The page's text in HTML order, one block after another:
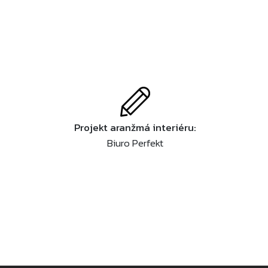
Projekt aranžmá interiéru:
Biuro Perfekt